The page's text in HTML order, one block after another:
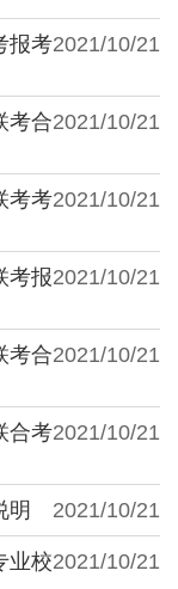
2021/10/21
报考
2021/10/21
考合
2021/10/21
考考
2021/10/21
考报
2021/10/21
考合
2021/10/21
合考
2021/10/21
明
2021/10/21
业校